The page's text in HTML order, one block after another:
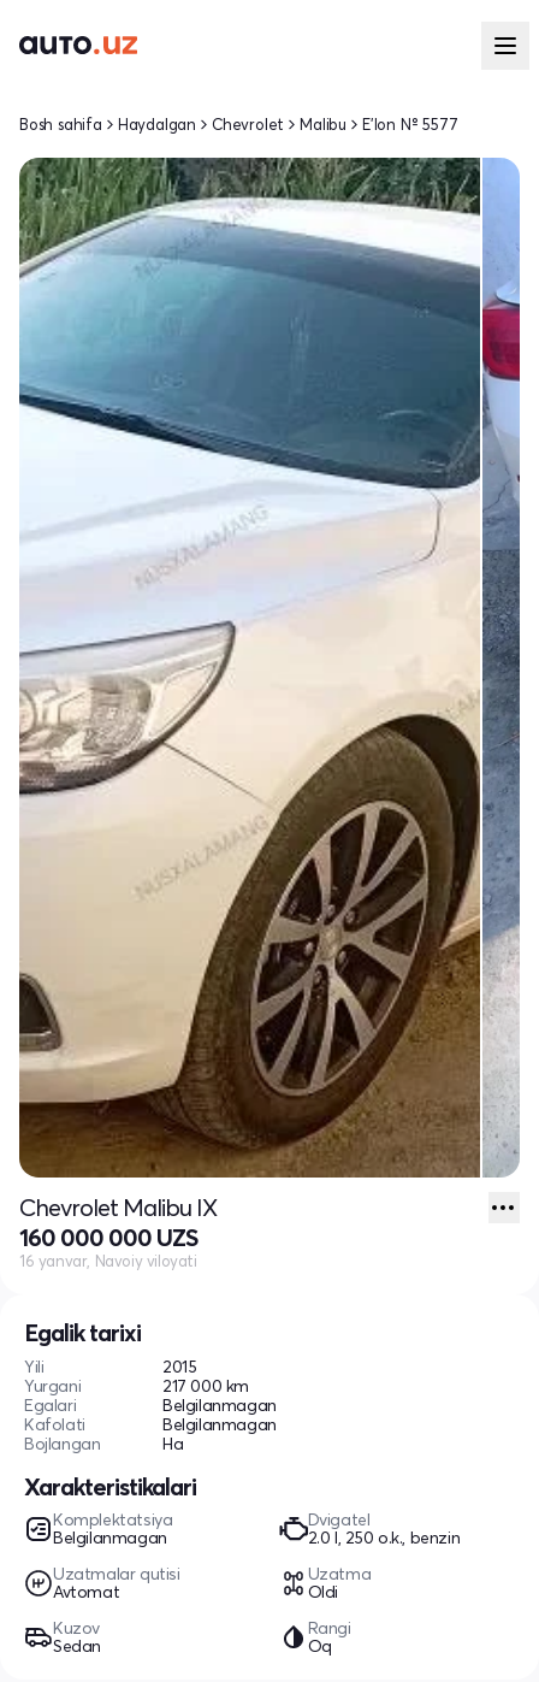
Egalik tarixi
Yili
2015
Yurgani
217 000 km
Egalari
Belgilanmagan
Kafolati
Belgilanmagan
Bojlangan
Ha
Xarakteristikalari
Komplektatsiya
Belgilanmagan
Dvigatel
2.0 l, 250 o.k., benzin
Uzatmalar qutisi
Avtomat
Uzatma
Oldi
Kuzov
Sedan
Rangi
Oq
Bosh sahifa Haydalgan Chevrolet Malibu E'lon № 5577
Chevrolet Malibu IX
160 000 000 UZS
16 yanvar, Navoiy viloyati